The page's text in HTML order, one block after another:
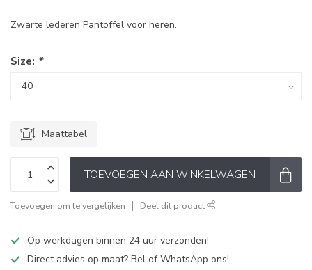
Zwarte lederen Pantoffel voor heren.
Size: *
Maattabel
TOEVOEGEN AAN WINKELWAGEN
Toevoegen om te vergelijken Deel dit product
Op werkdagen binnen 24 uur verzonden!
Direct advies op maat? Bel of WhatsApp ons!